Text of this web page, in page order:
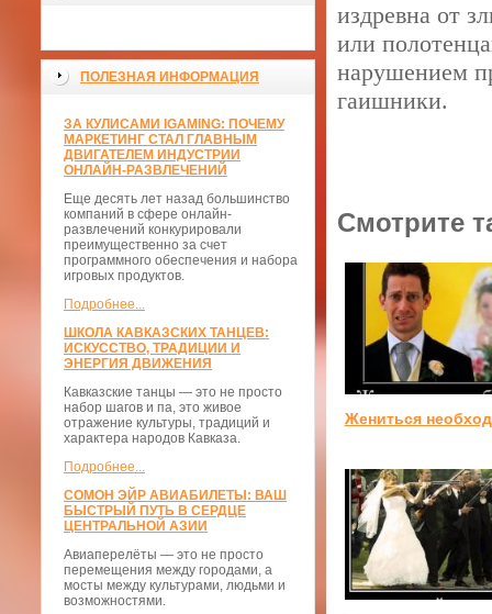
ПОЛЕЗНАЯ ИНФОРМАЦИЯ
ЗА КУЛИСАМИ IGAMING: ПОЧЕМУ
МАРКЕТИНГ СТАЛ ГЛАВНЫМ
ДВИГАТЕЛЕМ ИНДУСТРИИ
ОНЛАЙН-РАЗВЛЕЧЕНИЙ
Еще десять лет назад большинство
компаний в сфере онлайн-
развлечений конкурировали
преимущественно за счет
программного обеспечения и набора
игровых продуктов.
Подробнее...
ШКОЛА КАВКАЗСКИХ ТАНЦЕВ:
ИСКУССТВО, ТРАДИЦИИ И
ЭНЕРГИЯ ДВИЖЕНИЯ
Кавказские танцы — это не просто
набор шагов и па, это живое
отражение культуры, традиций и
характера народов Кавказа.
Подробнее...
СОМОН ЭЙР АВИАБИЛЕТЫ: ВАШ
БЫСТРЫЙ ПУТЬ В СЕРДЦЕ
ЦЕНТРАЛЬНОЙ АЗИИ
Авиаперелёты — это не просто
перемещения между городами, а
мосты между культурами, людьми и
возможностями.
издревна от
или
нарушением
гаишники.
Смотрите
Жениться